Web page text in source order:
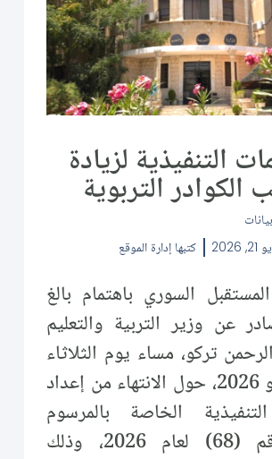
التنفيذية لزيادة
الكوادر التربوية
2026
كتبها إدارة الموقع
السوري باهتمام بالغ
عن وزير التربية والتعليم
تركو، مساء يوم الثلاثاء
19 أيّار/مايو 2026، حول الانتهاء من إعداد
الخاصة بالمرسوم
الرئاسي رقم (68) لعام 2026، وذلك